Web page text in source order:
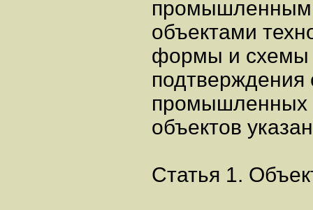
объектами
формы и схемы
подтверждения
промышленных
объектов
Статья 1.